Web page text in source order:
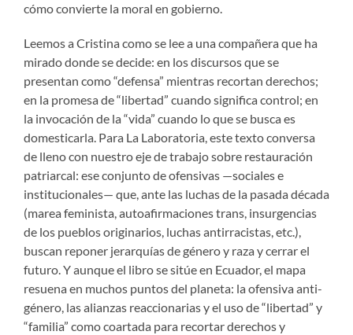
cómo convierte la moral en gobierno.
Leemos a Cristina como se lee a una compañera que ha
mirado donde se decide: en los discursos que se
presentan como “defensa” mientras recortan derechos;
en la promesa de “libertad” cuando significa control; en
la invocación de la “vida” cuando lo que se busca es
domesticarla. Para La Laboratoria, este texto conversa
de lleno con nuestro eje de trabajo sobre restauración
patriarcal: ese conjunto de ofensivas —sociales e
institucionales— que, ante las luchas de la pasada década
(marea feminista, autoafirmaciones trans, insurgencias
de los pueblos originarios, luchas antirracistas, etc.),
buscan reponer jerarquías de género y raza y cerrar el
futuro. Y aunque el libro se sitúe en Ecuador, el mapa
resuena en muchos puntos del planeta: la ofensiva anti-
género, las alianzas reaccionarias y el uso de “libertad” y
“familia” como coartada para recortar derechos y